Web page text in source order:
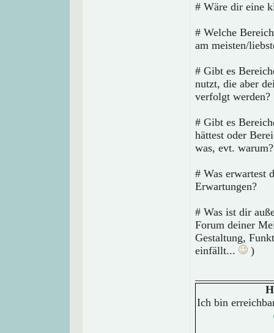
# Wäre dir eine
# Welche
am meisten/
# Gibt es
nutzt, die aber
verfolgt werden?
# Gibt es
hättest oder
was, evt. warum?
# Was erwartest
Erwartungen?
# Was ist dir
Forum deiner
Gestaltung,
einfällt...
)
Ich bin